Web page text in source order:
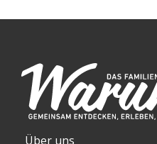
Über uns